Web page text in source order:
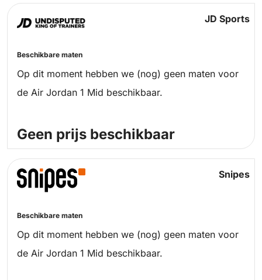
JD Sports
Beschikbare maten
Op dit moment hebben we (nog) geen maten voor
de Air Jordan 1 Mid beschikbaar.
Geen prijs beschikbaar
Snipes
Beschikbare maten
Op dit moment hebben we (nog) geen maten voor
de Air Jordan 1 Mid beschikbaar.